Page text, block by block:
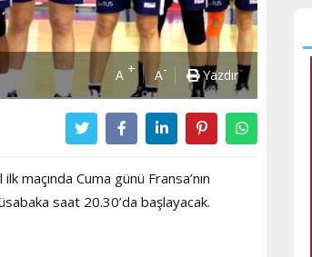
A + A- Yazdır
maçında Cuma günü Fransa’nın
saat 20.30’da başlayacak.